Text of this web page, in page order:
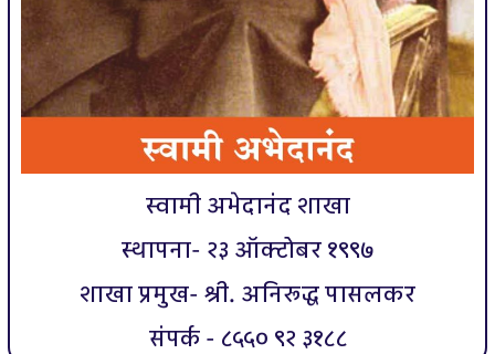
स्वामी अभेदानंद शाखा
स्थापना- २३ ऑक्टोबर १९९७
शाखा प्रमुख- श्री. अनिरूद्ध पासलकर
संपर्क - ८५५० ९२ ३१८८